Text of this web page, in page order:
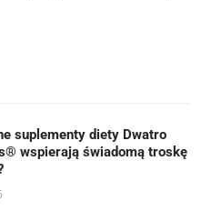
suplementy diety Dwatro
wspierają świadomą troskę